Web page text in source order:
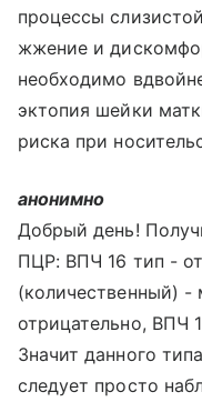
процессы
жжение и
необходимо
эктопия шейки
риска при
анонимно
Добрый день!
ПЦР: ВПЧ 16 тип -
(количественный)
отрицательно, ВПЧ
Значит данного
следует просто